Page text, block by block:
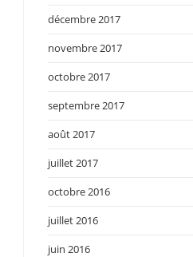
décembre 2017
novembre 2017
octobre 2017
septembre 2017
août 2017
juillet 2017
octobre 2016
juillet 2016
juin 2016